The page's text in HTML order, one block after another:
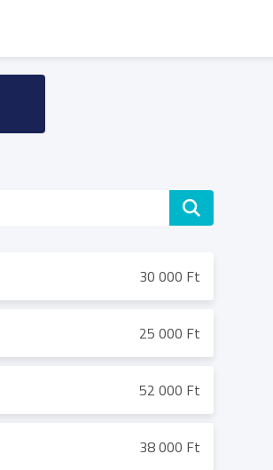
30 000 Ft
25 000 Ft
52 000 Ft
38 000 Ft